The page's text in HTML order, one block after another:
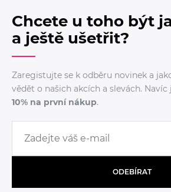
Chcete u toho být
a ještě ušetřit?
Zaregistujte se k odběru novinek a
vědět o našich akcích a slevách.
10% na první nákup.
ODEBÍRAT